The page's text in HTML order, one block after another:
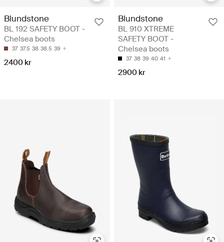
Blundstone
BL 192 SAFETY BOOT -
Chelsea boots
37 37.5 38 38.5 39
2400 kr
Blundstone
BL 910 XTREME
SAFETY BOOT -
Chelsea boots
37 38 39 40 41
2900 kr